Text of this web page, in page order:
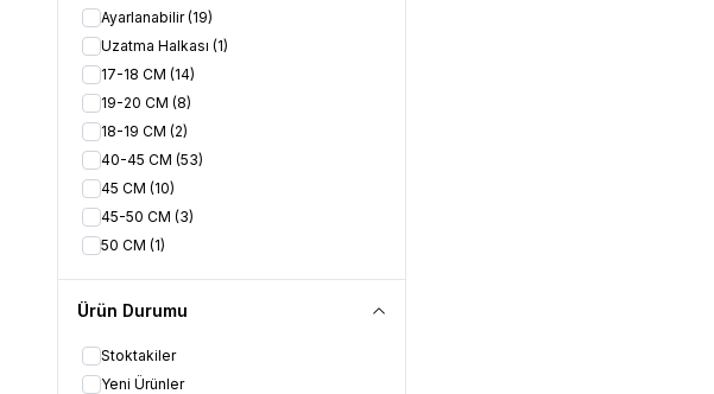
KOLYE UCU (1)
PLAKA(7)
SALLANTILI(14)
ŞANS (5)
SPOR(114)
TEKTAŞ(4)
ZİNCİR(1)
Ayarlanabilir(19)
Uzatma Halkası (1)
17-18 CM (14)
19-20 CM (8)
18-19 CM (2)
40-45 CM (53)
45 CM (10)
45-50 CM (3)
50 CM (1)
Ürün Durumu
Stoktakiler
Yeni Ürünler